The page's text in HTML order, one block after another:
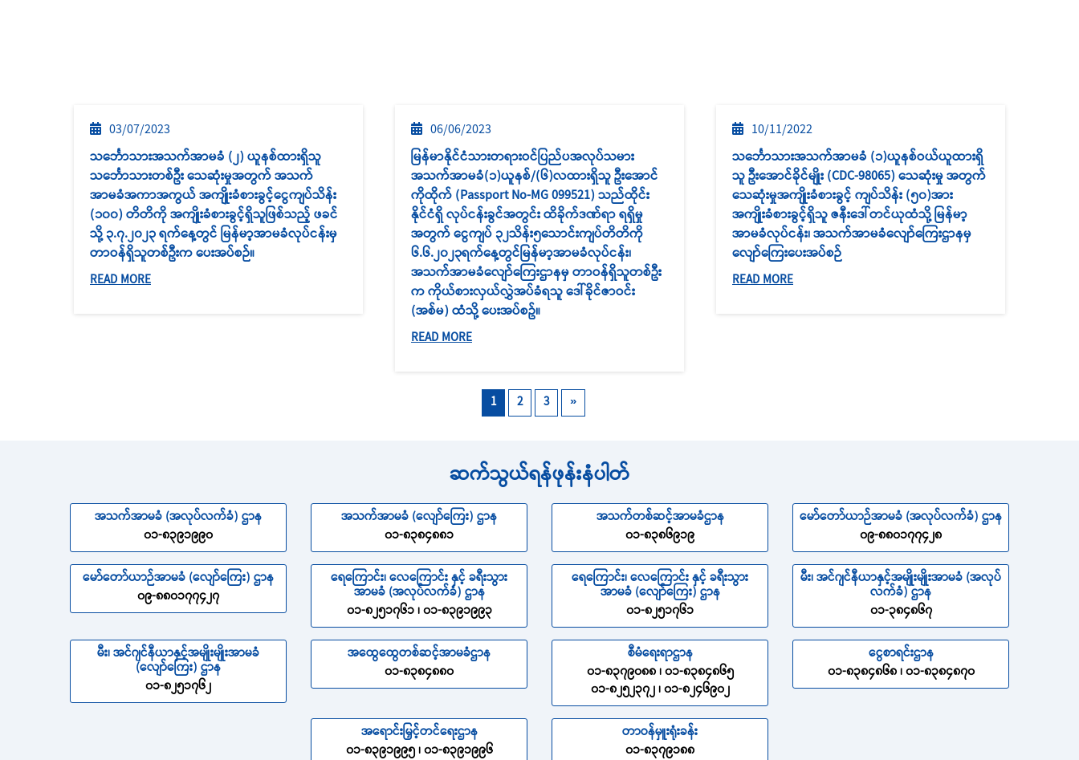
03/07/2023
သင်္ဘော‌သားအသက်အာမခံ (၂) ယူနစ်ထားရှိသူ
သင်္ဘောသားတစ်ဦး သေဆုံးမှုအတွက် အသက်
အာမခံအကာအကွယ် အကျိုးခံစားခွင့်ငွေကျပ်သိန်း
(၁၀၀) တိတိကို အကျိုးခံစားခွင့်ရှိသူဖြစ်သည့် ဖခင်
သို့ ၃.၇.၂၀၂၃ ရက်နေ့တွင် မြန်မာ့အာမခံလုပ်ငန်းမှ
တာဝန်ရှိသူတစ်ဦးက ပေးအပ်စဉ်။
06/06/2023
မြန်မာနိုင်ငံသားတရားဝင်ပြည်ပအလုပ်သမား
အသက်အာမခံ(၁)ယူနစ်/(၆)လထားရှိသူ ဦးအောင်
ကိုထိုက် (Passport No-MG 099521) သည်ထိုင်း
နိုင်ငံရှိ လုပ်ငန်းခွင်အတွင်း ထိခိုက်ဒဏ်ရာ ရရှိမှု
အတွက် ငွေကျပ် ၃၂သိန်း၅သောင်းကျပ်တိတိကို
၆.၆.၂၀၂၃ရက်နေ့တွင်မြန်မာ့အာမခံလုပ်ငန်း၊
အသက်အာမခံလျော်ကြေးဌာနမှ တာဝန်ရှိသူတစ်ဦး
က ကိုယ်စားလှယ်လွှဲအပ်ခံရသူ ဒေါ်ခိုင်ဇာဝင်း
(အစ်မ) ထံသို့ ပေးအပ်စဥ်။
10/11/2022
သင်္ဘောသားအသက်အာမခံ (၁)ယူနစ်ဝယ်ယူထားရှိ
သူ ဦးအောင်ခိုင်မျိုး (CDC-98065) သေဆုံးမှု အတွက်
သေဆုံးမှုအကျိုးခံစားခွင့် ကျပ်သိန်း (၅၀)အား
အကျိုးခံစားခွင့်ရှိသူ ဇနီးဒေါ်တင်ယုထံသို့ မြန်မာ့
အာမခံလုပ်ငန်း၊ အသက်အာမခံလျော်ကြေးဌာနမှ
လျော်ကြေးပေးအပ်စဉ်
ဆက်သွယ်ရန်ဖုန်းနံပါတ်
အသက်အာမခံ (အလုပ်လက်ခံ) ဌာန
၀၁-၈၃၉၁၉၉၀
အသက်အာမခံ (လျော်ကြေး) ဌာန
၀၁-၈၃၈၄၈၈၁
အသက်တစ်ဆင့်အာမခံဌာန
၀၁-၈၃၈၆၉၁၉
မော်တော်ယာဉ်အာမခံ (အလုပ်လက်ခံ) ဌာန
၀၉-၈၈၀၁၇၇၄၂၈
မော်တော်ယာဉ်အာမခံ (လျော်ကြေး) ဌာန
၀၉-၈၈၀၁၇၇၄၂၇
ရေကြောင်း၊ လေကြောင်း နှင့် ခရီးသွား
အာမခံ (အလုပ်လက်ခံ) ဌာန
၀၁-၈၂၅၁၇၆၁ ၊ ၀၁-၈၃၉၁၉၉၃
ရေကြောင်း၊ လေကြောင်း နှင့် ခရီးသွား
အာမခံ (လျော်ကြေး) ဌာန
၀၁-၈၂၅၁၇၆၁
မီး၊ အင်ဂျင်နီယာနှင့်အမျိုးမျိုးအာမခံ (အလုပ်
လက်ခံ) ဌာန
၀၁-၃၈၄၈၆၇
မီး၊ အင်ဂျင်နီယာနှင့်အမျိုးမျိုးအာမခံ
(လျော်ကြေး) ဌာန
၀၁-၈၂၅၁၇၆၂
အထွေထွေတစ်ဆင့်အာမခံဌာန
၀၁-၈၃၈၄၈၈၀
စီမံရေးရာဌာန
၀၁-၈၃၇၉၀၈၈ ၊ ၀၁-၈၃၈၄၈၆၅
၀၁-၈၂၅၂၃၇၂ ၊ ၀၁-၈၂၄၆၉၀၂
ငွေစာရင်းဌာန
၀၁-၈၃၈၄၈၆၈ ၊ ၀၁-၈၃၈၄၈၇၀
အရောင်းမြှင့်တင်ရေးဌာန တာဝန်မှူးရုံးခန်း